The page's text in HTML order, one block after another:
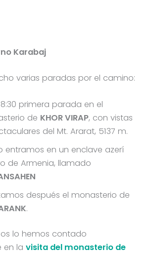
Karabaj
varias paradas por el camino:
primera parada en el
de KHOR VIRAP, con vistas
del Mt. Ararat, 5137 m.
entramos en un enclave azerí
de Armenia, llamado
después el monasterio de
.
lo hemos contado
en la visita del monasterio de